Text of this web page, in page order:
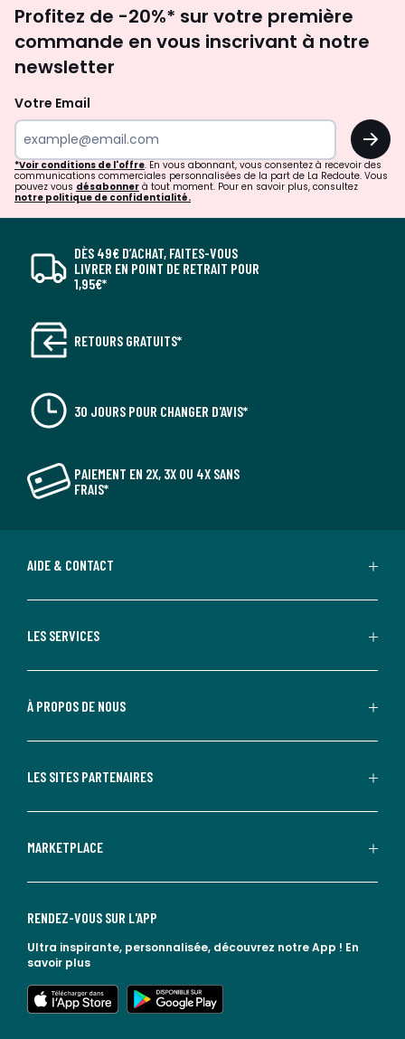
newsletter
Profitez de -20%* sur votre première
commande en vous inscrivant à notre
newsletter
Votre Email
OK
*Voir conditions de l'offre. En vous abonnant, vous consentez à recevoir des
communications commerciales personnalisées de la part de La Redoute. Vous
pouvez vous désabonner à tout moment. Pour en savoir plus, consultez
notre politique de confidentialité.
DÈS 49€ D’ACHAT, FAITES-VOUS
LIVRER EN POINT DE RETRAIT POUR
1,95€*
RETOURS GRATUITS*
30 JOURS POUR CHANGER D'AVIS*
PAIEMENT EN 2X, 3X OU 4X SANS
FRAIS*
AIDE & CONTACT
LES SERVICES
À PROPOS DE NOUS
LES SITES PARTENAIRES
MARKETPLACE
RENDEZ-VOUS SUR L'APP
Ultra inspirante, personnalisée, découvrez notre App ! En
savoir plus
lien vers l'app store
lien vers google play